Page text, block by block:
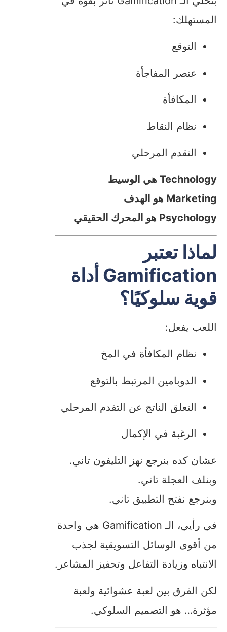
المستهلك:
التوقع
عنصر المفاجأة
المكافأة
نظام النقاط
التقدم المرحلي
Technology هي الوسيط
Marketing هو الهدف
Psychology هو المحرك الحقيقي
لماذا تعتبر
Gamification أداة
قوية سلوكيًا؟
اللعب يفعل:
نظام المكافأة في المخ
الدوبامين المرتبط بالتوقع
التعلق الناتج عن التقدم المرحلي
الرغبة في الإكمال
عشان كده بنرجع نهز التليفون تاني.
وبنلف العجلة تاني.
وبنرجع نفتح التطبيق تاني.
في رأيي، الـ Gamification هي واحدة
من أقوى الوسائل التسويقية لجذب
الانتباه وزيادة التفاعل وتحفيز المشاعر.
لكن الفرق بين لعبة عشوائية ولعبة
مؤثرة… هو التصميم السلوكي.